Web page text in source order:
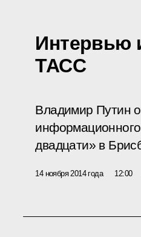
Интервью
ТАСС
Владимир Путин
двадцати» в
14 ноября 2014 года 12:00